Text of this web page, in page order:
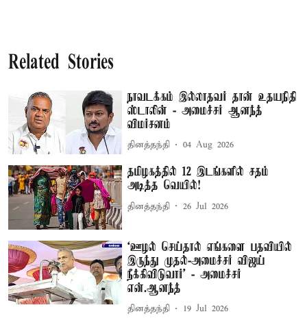
Related Stories
நாவடக்கம் இல்லாதவர் தான் உதயநிதி
ஸ்டாலின் - அமைச்சர் ஆனந்த்
விமர்சனம்
தினத்தந்தி 04 Aug 2026
தமிழகத்தில் 12 இடங்களில் சதம்
அடித்த வெயில்!
தினத்தந்தி 26 Jul 2026
‘ஊழல் செய்தால் எங்களை பதவியில்
இருந்து முதல்-அமைச்சர் விஜய்
நீக்கிவிடுவார்’ - அமைச்சர்
என்.ஆனந்த்
தினத்தந்தி 19 Jul 2026